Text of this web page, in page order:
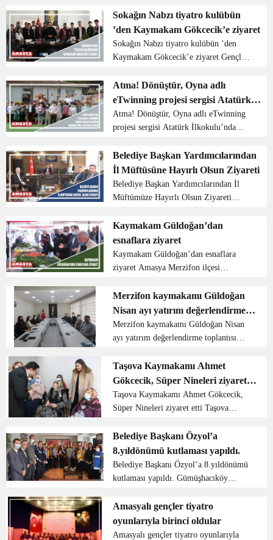
genelinde sunulan kamu hizmetleri ile
kamu yatırımlarının genel
değerlendirilmesinin yapıldığı ...
Sokağın Nabzı tiyatro kulübün
’den Kaymakam Gökcecik’e ziyaret
Sokağın Nabzı tiyatro kulübün ’den
Kaymakam Gökcecik’e ziyaret Gençlik
Yarışmaları çerçevesinde Amasya
elemelerinde birinci olan Sokağın nabzı
tiyatro grubu öğrencile...
Atma! Dönüştür, Oyna adlı
eTwinning projesi sergisi Atatürk
İlkokulu’nda gerçekleştirildi
Atma! Dönüştür, Oyna adlı eTwinning
projesi sergisi Atatürk İlkokulu’nda
İlkokulu Okul Öncesi Öğretmeni Pınar
Orak’ın koordinatörlüğünü ve
kuruculuğunu yapt...
Belediye Başkan Yardımcılarından
İl Müftüsüne Hayırlı Olsun Ziyareti
Belediye Başkan Yardımcılarından İl
Müftümüze Hayırlı Olsun Ziyareti
Hasan Şahin, Celil İnce Danışman
Ahmet Yenihan İl Müftüsü Durmuş
Ayvaz’ı makamında ziyaret ederek...
Kaymakam Güldoğan’dan
esnaflara ziyaret
Kaymakam Güldoğan’dan esnaflara
ziyaret Amasya Merzifon ilçesi
Pazar esnaflarını ve Dönertaş mevkiinde
bulunan esnafları ziyaret ederek
vatandaşlarla ve esnaflarla sohb...
Merzifon kaymakamı Güldoğan
Nisan ayı yatırım değerlendirme
toplantısı yaptı
Merzifon kaymakamı Güldoğan Nisan
ayı yatırım değerlendirme toplantısı
Güldoğan başkanlığı ile Nisan ayı
yatırım değerlendirme toplantısı
kaymakamlık salonunda yapıldı. Ka...
Taşova Kaymakamı Ahmet
Gökcecik, Süper Nineleri ziyaret
etti
Taşova Kaymakamı Ahmet Gökcecik,
Süper Nineleri ziyaret etti Taşova
günlerde isimlerinden çok söz ettiren
“Süper Nineler”’ lakaplı Fadime
Korkmaz ve Saliç Korkmaz’ı ziyare...
Belediye Başkanı Özyol’a
8.yıldönümü kutlaması yapıldı.
Belediye Başkanı Özyol’a 8.yıldönümü
kutlaması yapıldı. Gümüşhacıköy
kutlaması yapıldı. Gümüşhacıköy
Belediye personelleri, Belediye Başkanı
Zehra Özyol ’un göreve...
Amasyalı gençler tiyatro
oyunlarıyla birinci oldular
Amasyalı gençler tiyatro oyunlarıyla